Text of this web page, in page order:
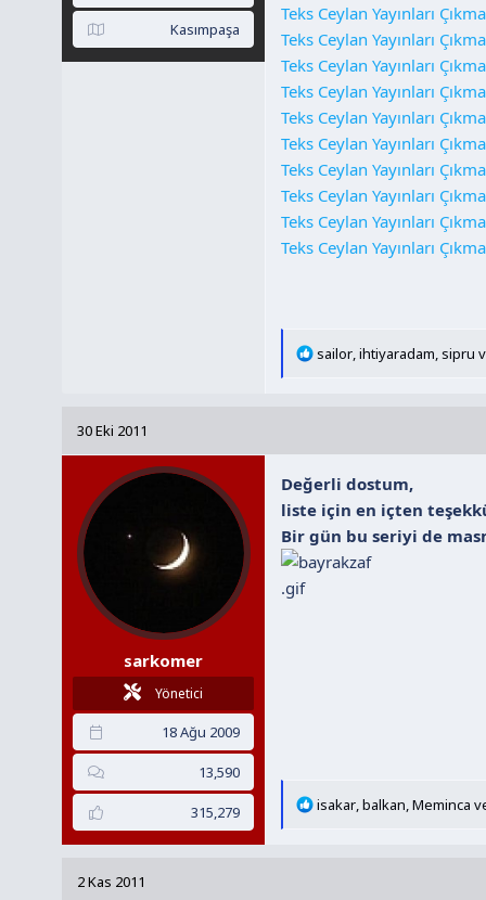
Kasımpaşa
Teks Ceylan Yayınları
Teks Ceylan Yayınları
Teks Ceylan Yayınları
Teks Ceylan Yayınları
Teks Ceylan Yayınları
Teks Ceylan Yayınları
Teks Ceylan Yayınları
Teks Ceylan Yayınları
Teks Ceylan Yayınları
Teks Ceylan Yayınları
T
l
e
sailor ,ihtiyaradam ,sipru
30 Eki 2011
sarkomer
Yönetici
18 Ağu 2009
13,590
315,279
Değerli dostum,
liste için en içten
Bir gün bu seriyi de
T
isakar,balkan,Meminca
2 Kas 2011